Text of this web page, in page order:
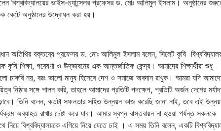
বিশ্ববিদ্যালয়ের ভাইস-চ্যান্সেলর প্রফেসর ড. মোঃ আলিমুল ইসলাম। অনুষ্ঠানের
কেটে অনুষ্ঠানের উদ্বোধন করা হয়।
অতিথির বক্তব্যে প্রফেসর ড. মোঃ আলিমুল ইসলাম বলেন, সিলেট কৃষি
কৃষি শিক্ষা, গবেষণা ও উদ্ভাবনের এক আন্তর্জাতিক কেন্দ্র। আমাদের শিক্ষার্থীরা শুধু
চাকরি নয়, বরং ভালো মানুষ হিসেবে দেশ ও সমাজে অবদান রাখুক। আমরা যদি
নিষ্ঠার সঙ্গে পালন করি, তাহলে আমাদের প্রতিটি পদক্ষেপ, প্রতিটি অর্জন দেশের
তিনি বলেন, কতটা সফলতার সহিত উন্নয়ন কাজ করেছি জানা নাই, তবে এই
অব্যাহত রাখার চেষ্টা করে যাব। আমার স্বপ্ন বাস্তবায়ন না হওয়া পর্যন্ত সকলকে
নিয়ে বিশ্ববিদ্যালয়কে এগিয়ে নিয়ে যেতে চাই । এ সময় তিনি বলেন, একটি